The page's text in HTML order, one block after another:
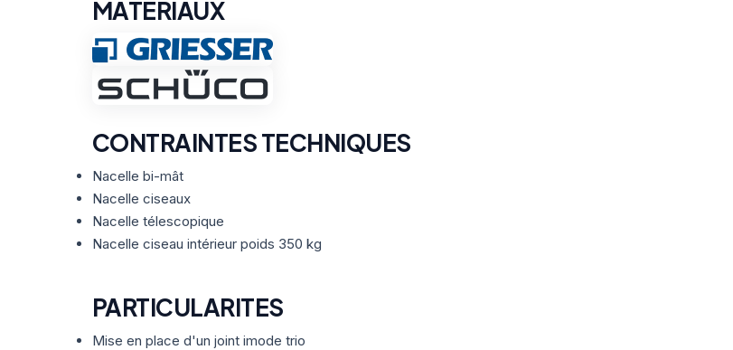
MATÉRIAUX
CONTRAINTES TECHNIQUES
Nacelle bi-mât
Nacelle ciseaux
Nacelle télescopique
Nacelle ciseau intérieur poids 350 kg
PARTICULARITES
Mise en place d'un joint imode trio